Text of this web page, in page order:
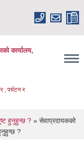
कार्यालय,
, पर्यटन र
हुनुहुन्छ ? » सेवाप्रदायकको
?